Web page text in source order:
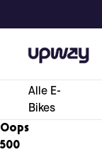
Upway
Alle E-
Bikes
Oops
500